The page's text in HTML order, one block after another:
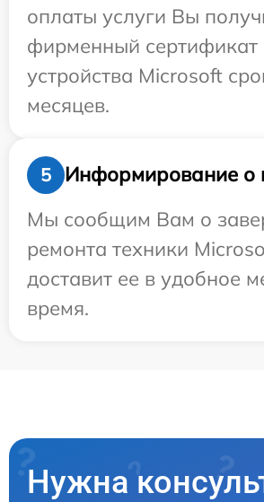
оплаты услуги Вы
фирменный сертификат
устройства Microsoft
месяцев.
5
Информирование о
Мы сообщим Вам о
ремонта техники
доставит ее в удобное
время.
Нужна